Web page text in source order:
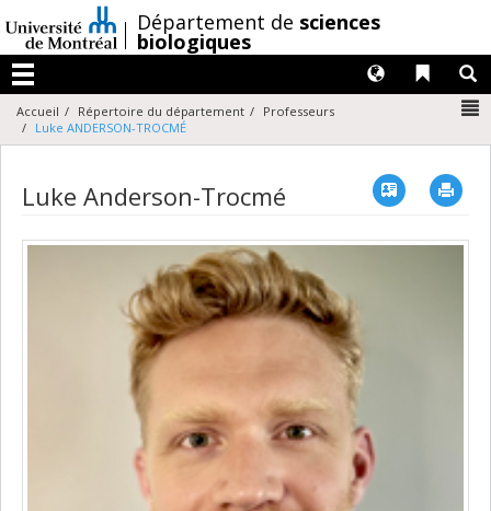
au
contenu
/Département de sciences
biologiques
Menu
Liens
Langues
Accueil Répertoire du département
Professeurs
Luke ANDERSON-TROCMÉ
Luke Anderson-Trocmé Vcard